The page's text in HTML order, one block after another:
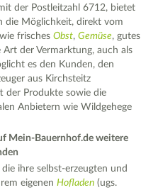
der Postleitzahl 6712, bietet
die Möglichkeit, direkt vom
frischesObst,Gemüse, gutes
der Vermarktung, auch als
es den Kunden, den
aus Kirchsteitz
der Produkte sowie die
Anbietern wie Wildgehege
Mein-Bauernhof.de weitere
ihre selbst-erzeugten und
eigenenHofladen (ugs.